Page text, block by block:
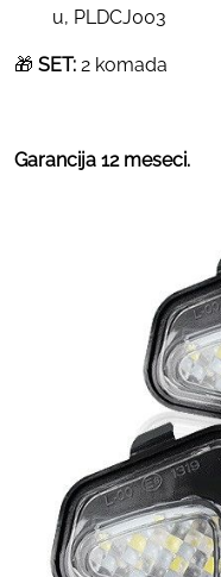
u, PLDCJ003
🎁 SET: 2 komada
Garancija 12 meseci.